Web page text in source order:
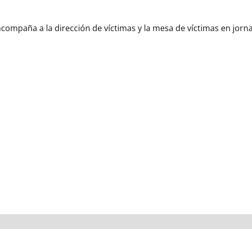
a la dirección de víctimas y la mesa de víctimas en